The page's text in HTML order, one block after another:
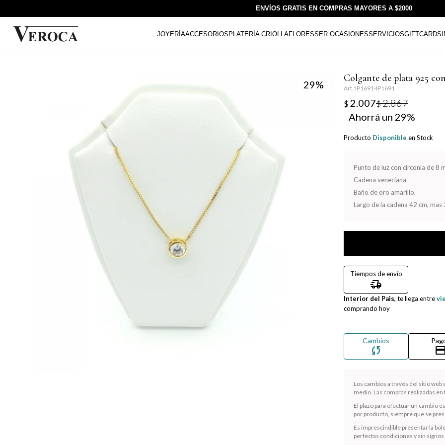
ENVÍOS GRATIS EN COMPRAS MAYORES A $2000
JOYERÍAACCESORIOS PLATERÍA CRIOLLAFLORESSER.OCASIONESSERVICIOSGIFTCARDS
29
Colgante de plata 925
IP1691-IP1691
$ 2.007$2.867
29
Producto Disponible en Stock
Punto de luz con circonia de 8
Cadena veneciana
Baño de oro amarillo.
Largo de la cadena 42 cm, mas
Tiempos de envío
delivery_truck_speed
Interior del Pais, te llega entre
comprando hoy
Cambios
sync credit_card
Los cambios a través del sitio
medio. Las compras realizadas
El plazo para efectuar un cambio
por producto, siempre que se
Es imprescindible presentar la
perfectas condiciones y sin